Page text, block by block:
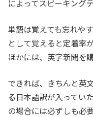
によってスピーキング
単語は覚えても忘れや
として覚えると定着率
ほかには、英字新聞を
できれば、きちんと英
る日本語訳が入ってい
の場合には必ずしも必